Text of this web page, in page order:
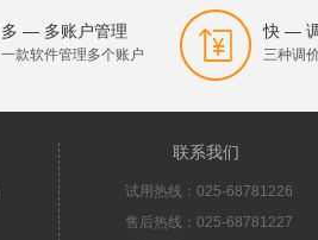
多 — 多账户管理
一款软件管理多个账户
快 —
三种调
联系我们
试用热线：025-68781226
售后热线：025-68781227